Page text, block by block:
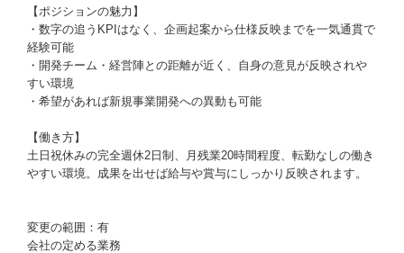
【ポジションの魅力】
・数字の追うKPIはなく、企画起案から仕様反映までを一気通貫で
経験可能
・開発チーム・経営陣との距離が近く、自身の意見が反映されや
すい環境
・希望があれば新規事業開発への異動も可能
【働き方】
土日祝休みの完全週休2日制、月残業20時間程度、転勤なしの働き
やすい環境。成果を出せば給与や賞与にしっかり反映されます。
変更の範囲：有
会社の定める業務